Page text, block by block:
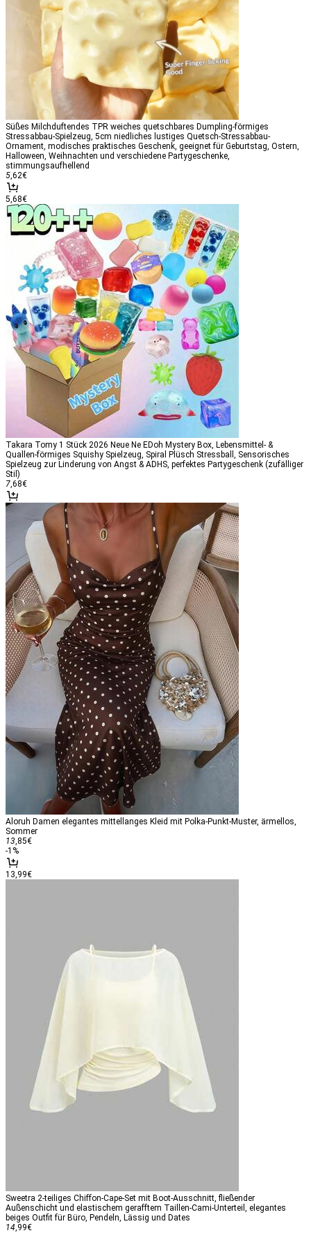
Süßes Milchduftendes TPR weiches quetschbares Dumpling-förmiges
Stressabbau-Spielzeug, 5cm niedliches lustiges Quetsch-Stressabbau-
Ornament, modisches praktisches Geschenk, geeignet für Geburtstag, Ostern,
Halloween, Weihnachten und verschiedene Partygeschenke,
stimmungsaufhellend
5 ,62€
5,68€
Takara Tomy 1 Stück 2026 Neue Ne EDoh Mystery Box, Lebensmittel- &
Quallen-förmiges Squishy Spielzeug, Spiral Plüsch Stressball, Sensorisches
Spielzeug zur Linderung von Angst & ADHS, perfektes Partygeschenk (zufälliger
Stil)
7 ,68€
Aloruh Damen elegantes mittellanges Kleid mit Polka-Punkt-Muster, ärmellos,
Sommer
13 ,85€
-1 %
13,99€
Sweetra 2-teiliges Chiffon-Cape-Set mit Boot-Ausschnitt, fließender
Außenschicht und elastischem gerafftem Taillen-Cami-Unterteil, elegantes
beiges Outfit für Büro, Pendeln, Lässig und Dates
14 ,99€